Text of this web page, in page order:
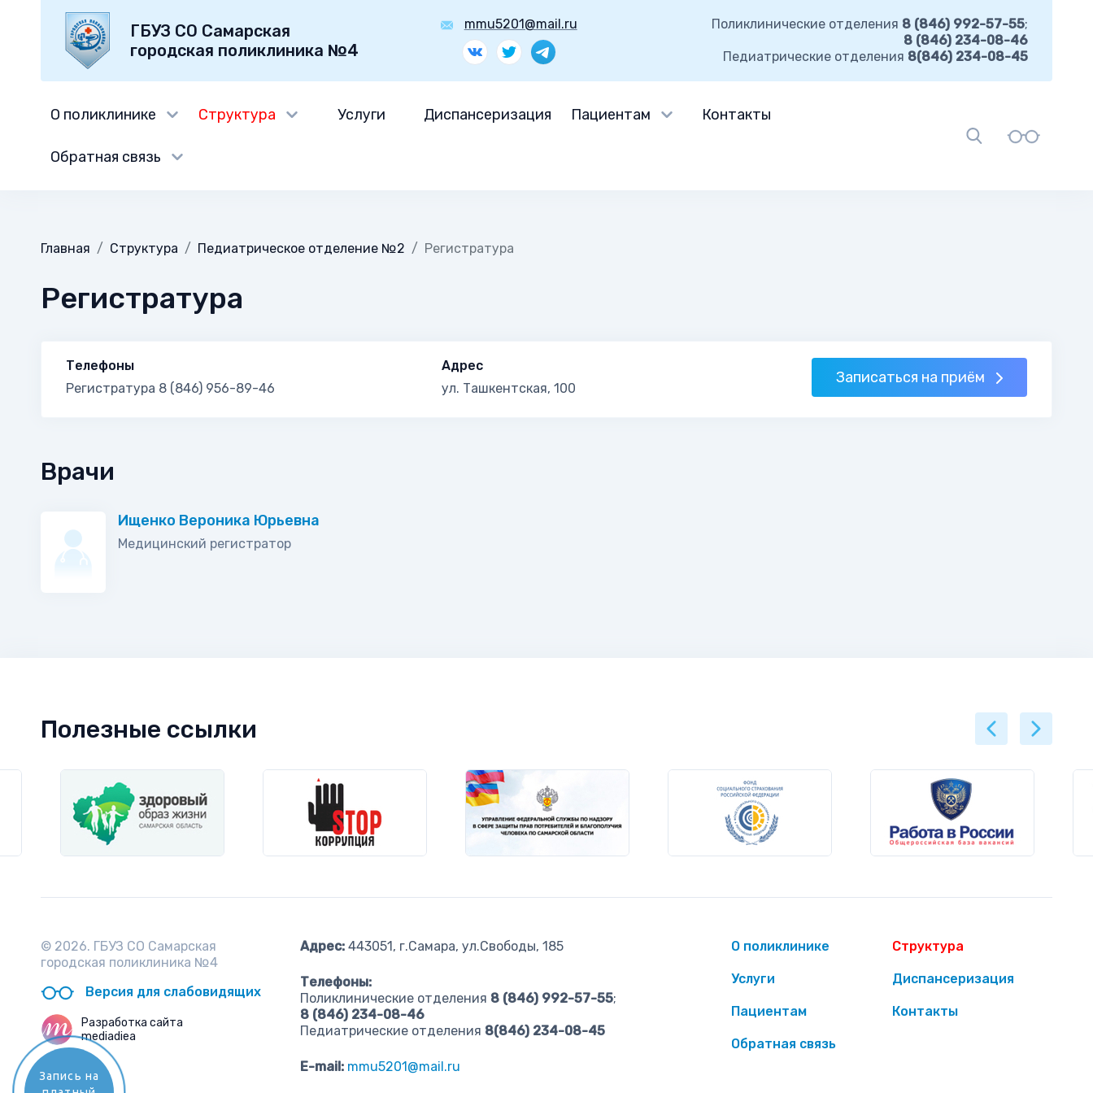
ГБУЗ СО Самарская
городская поликлиника №4
mmu5201@mail.ru Поликлинические отделения 8 (846) 992-57-55;
8 (846) 234-08-46
Педиатрические отделения 8(846) 234-08-45
О поликлинике Структура Услуги Диспансеризация Пациентам Контакты
Обратная связь
Главная Структура Педиатрическое отделение №2 Регистратура
Регистратура
Телефоны
Регистратура 8 (846) 956-89-46
Адрес
ул. Ташкентская, 100
Записаться на приём
Врачи
Ищенко Вероника Юрьевна
Медицинский регистратор
Полезные ссылки
© 2026. ГБУЗ СО Самарская
городская поликлиника №4
Версия для слабовидящих
Разработка сайта
mediadiea
Адрес:443051, г.Самара, ул.Свободы, 185
Телефоны:
Поликлинические отделения 8 (846) 992-57-55;
8 (846) 234-08-46
Педиатрические отделения 8(846) 234-08-45
E-mail: mmu5201@mail.ru
О поликлинике Структура
Услуги Диспансеризация
Пациентам Контакты
Обратная связь
Запись на